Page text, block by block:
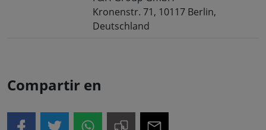
Kronenstr. 71, 10117 Berlin,
Deutschland
Compartir en